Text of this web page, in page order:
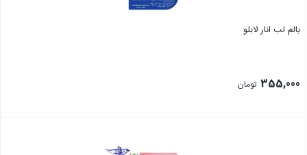
بالم لب انار لابلو
355,000 تومان